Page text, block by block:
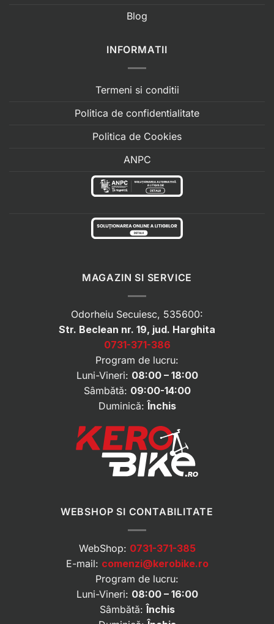
Blog
INFORMATII
Termeni si conditii
Politica de confidentialitate
Politica de Cookies
ANPC
MAGAZIN SI SERVICE
Odorheiu Secuiesc, 535600:
Str. Beclean nr. 19, jud. Harghita
0731-371-386
Program de lucru:
Luni-Vineri: 08:00 – 18:00
Sâmbătă: 09:00-14:00
Duminică:Închis
WEBSHOP SI CONTABILITATE
WebShop: 0731-371-385
E-mail: comenzi@kerobike.ro
Program de lucru:
Luni-Vineri: 08:00 – 16:00
Sâmbătă: Închis